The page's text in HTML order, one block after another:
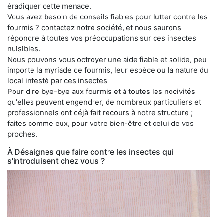
éradiquer cette menace.
Vous avez besoin de conseils fiables pour lutter contre les
fourmis ? contactez notre société, et nous saurons
répondre à toutes vos préoccupations sur ces insectes
nuisibles.
Nous pouvons vous octroyer une aide fiable et solide, peu
importe la myriade de fourmis, leur espèce ou la nature du
local infesté par ces insectes.
Pour dire bye-bye aux fourmis et à toutes les nocivités
qu'elles peuvent engendrer, de nombreux particuliers et
professionnels ont déjà fait recours à notre structure ;
faites comme eux, pour votre bien-être et celui de vos
proches.
À Désaignes que faire contre les insectes qui
s'introduisent chez vous ?